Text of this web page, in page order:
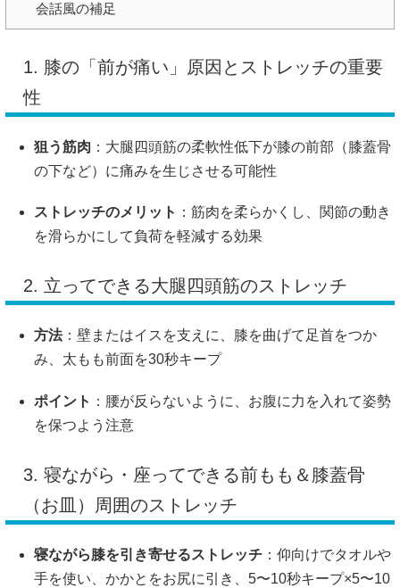
会話風の補足
1. 膝の「前が痛い」原因とストレッチの重要
性
狙う筋肉 ：大腿四頭筋の柔軟性低下が膝の前部（膝蓋骨
の下など）に痛みを生じさせる可能性
ストレッチのメリット ：筋肉を柔らかくし、関節の動き
を滑らかにして負荷を軽減する効果
2. 立ってできる大腿四頭筋のストレッチ
方法：壁またはイスを支えに、膝を曲げて足首をつか
み、太もも前面を30秒キープ
ポイント ：腰が反らないように、お腹に力を入れて姿勢
を保つよう注意
3. 寝ながら・座ってできる前もも＆膝蓋骨
（お皿）周囲のストレッチ
寝ながら膝を引き寄せるストレッチ ：仰向けでタオルや
手を使い、かかとをお尻に引き、5〜10秒キープ×5〜10